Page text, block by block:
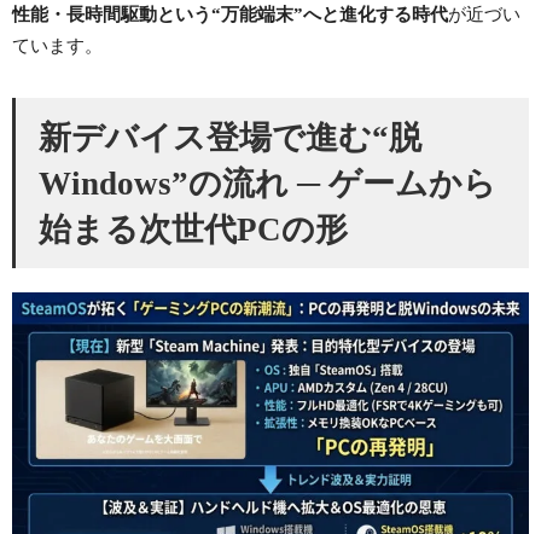
性能・長時間駆動という“万能端末”へと進化する時代が近づい
ています。
新デバイス登場で進む“脱
Windows”の流れ ─ ゲームから
始まる次世代PCの形